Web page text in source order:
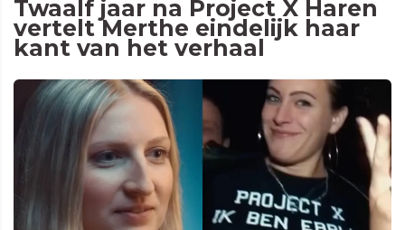
Twaalf jaar na Project X Haren
vertelt Merthe eindelijk haar
kant van het verhaal